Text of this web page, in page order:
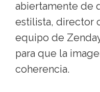
abiertamente de
estilista, director
equipo de
para que la
coherencia.